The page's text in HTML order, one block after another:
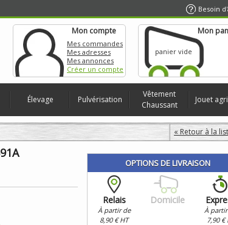
Besoin
Mon compte
Mes commandes
Mes adresses
Mes annonces
Créer un compte
Mon
panier vide
Élevage Pulvérisation
Vêtement
Chaussant
Jouet
« Retour à la
OPTIONS DE LIVRAISON
Relais
À partir de
8,90 € HT
Domicile
À
7,90 €